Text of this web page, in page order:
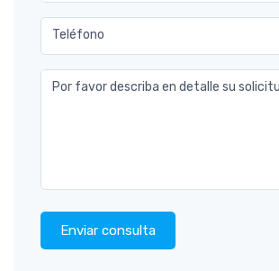
Teléfono
Por favor describa en detalle su
Enviar consulta